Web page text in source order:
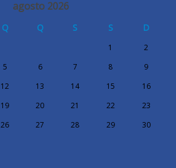
agosto 2026
Q Q S S D
1
2
5 6 7 8
9
12 13 14 15
16
19 20 21 22
23
26 27 28 29
30